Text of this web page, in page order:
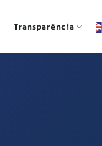
Transparência